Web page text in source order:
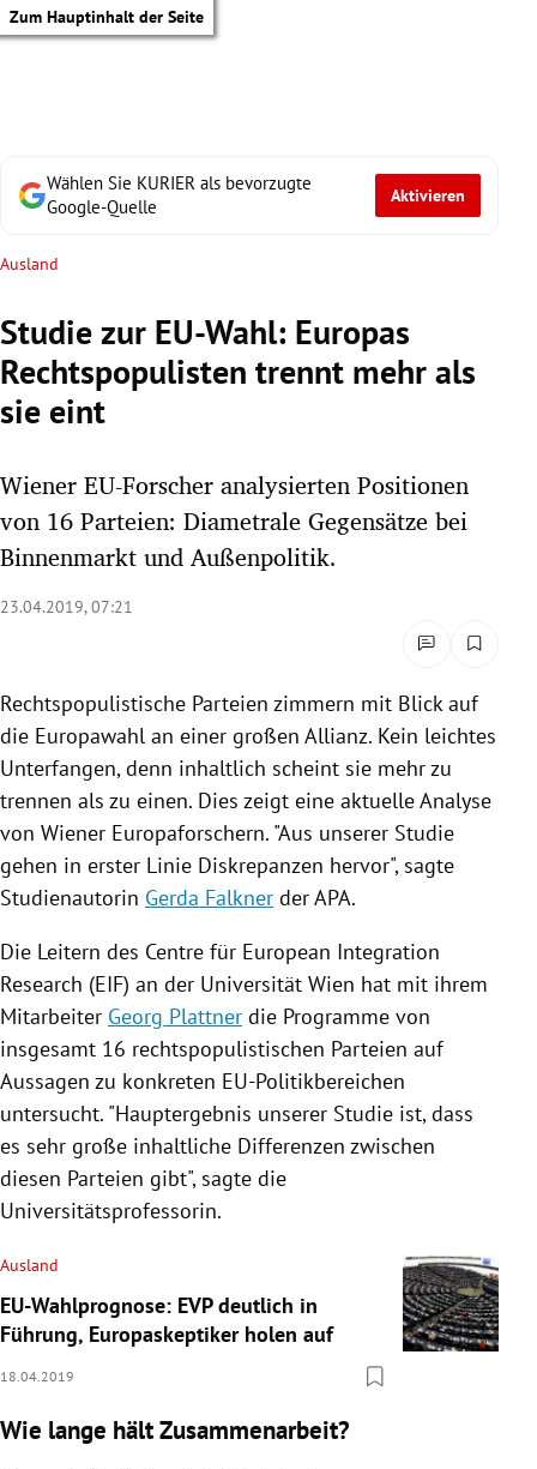
Zum Hauptinhalt der Seite
Untermenü
Untermenü
Untermenü
Untermenü
Untermenü
Untermenü
Untermenü
Wählen Sie KURIER als bevorzugte
Google-Quelle
Aktivieren
Ausland
Studie zur EU-Wahl: Europas
Rechtspopulisten trennt mehr als
sie eint
Wiener EU-Forscher analysierten Positionen
von 16 Parteien: Diametrale Gegensätze bei
Binnenmarkt und Außenpolitik.
23.04.2019, 07:21
Rechtspopulistische Parteien zimmern mit Blick auf
die Europawahl an einer großen Allianz. Kein leichtes
Unterfangen, denn inhaltlich scheint sie mehr zu
trennen als zu einen. Dies zeigt eine aktuelle Analyse
von Wiener Europaforschern. "Aus unserer Studie
gehen in erster Linie Diskrepanzen hervor", sagte
Studienautorin Gerda Falkner derAPA.
Die Leitern des Centre für European Integration
Research (EIF) an der Universität Wien hat mit ihrem
Mitarbeiter Georg Plattner die Programme von
insgesamt 16 rechtspopulistischen Parteien auf
Aussagen zu konkreten EU-Politikbereichen
untersucht. "Hauptergebnis unserer Studie ist, dass
es sehr große inhaltliche Differenzen zwischen
diesen Parteien gibt", sagte die
Universitätsprofessorin.
Ausland
EU-Wahlprognose: EVP deutlich in
Führung, Europaskeptiker holen auf
18.04.2019
Wie lange hält Zusammenarbeit?